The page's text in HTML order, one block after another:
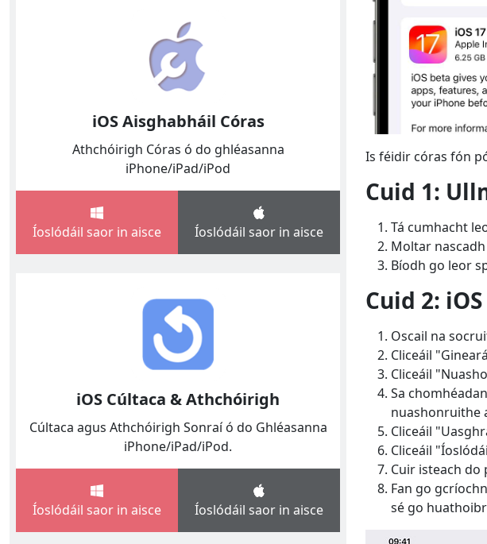
iOS Aisghabháil Córas
Athchóirigh Córas ó do ghléasanna
iPhone/iPad/iPod
Íoslódáil saor in aisce Íoslódáil saor in aisce
iOS Cúltaca & Athchóirigh
Cúltaca agus Athchóirigh Sonraí ó do Ghléasanna
iPhone/iPad/iPod.
Íoslódáil saor in aisce Íoslódáil saor in aisce
Is féidir córas fón
Cuid 1:
Tá cumhacht
Moltar
Bíodh go leor
Cuid 2:
Oscail na
Cliceáil
Cliceáil
Sa
nuashonruithe
Cliceáil
Cliceáil
Cuir isteach do
Fan go
sé go